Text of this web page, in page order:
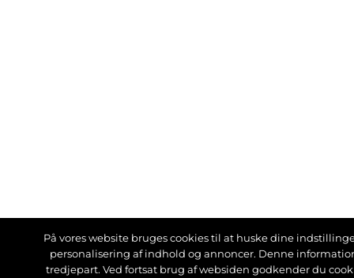
På vores website bruges cookies til at huske dine
personalisering af indhold og annoncer. Denne
tredjepart. Ved fortsat brug af websiden godkender du